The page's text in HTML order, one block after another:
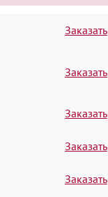
Заказать
Заказать
Заказать
Заказать
Заказать